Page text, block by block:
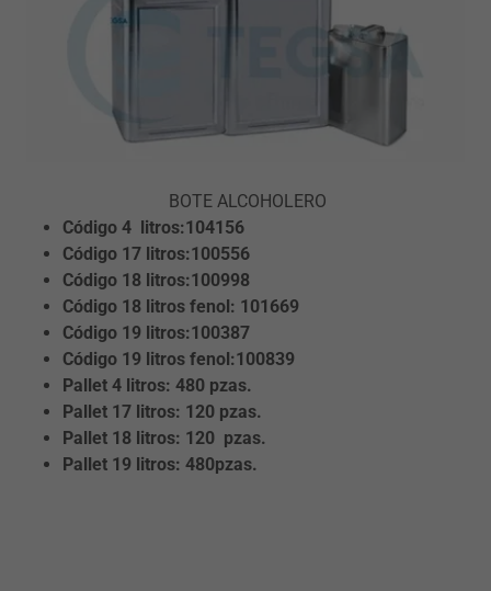
BOTE ALCOHOLERO
Código 4 litros:104156
Código 17 litros:100556
Código 18 litros:100998
Código 18 litros fenol: 101669
Código 19 litros:100387
Código 19 litros fenol:100839
Pallet 4 litros: 480 pzas.
Pallet 17 litros: 120 pzas.
Pallet 18 litros: 120 pzas.
Pallet 19 litros: 480pzas.